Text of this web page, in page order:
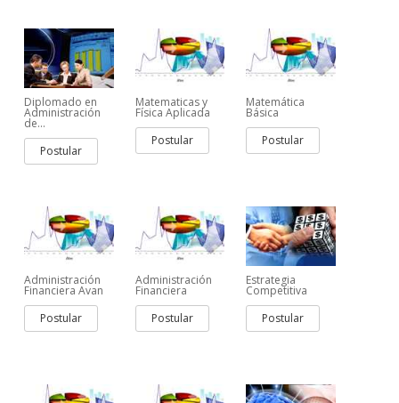
Diplomado en
Administración
de...
Postular
Matematicas y
Física Aplicada
Postular
Matemática
Básica
Postular
Administración
Financiera Avan
Postular
Administración
Financiera
Postular
Estrategia
Competitiva
Postular